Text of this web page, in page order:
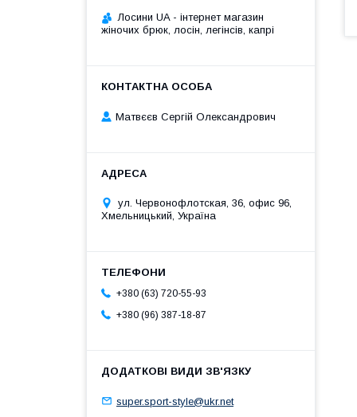
Лосини UA - інтернет магазин
жіночих брюк, лосін, легінсів, капрі
Матвєєв Сергій Олександрович
ул. Червонофлотская, 36, офис 96,
Хмельницький, Україна
+380 (63) 720-55-93
+380 (96) 387-18-87
super.sport-style@ukr.net